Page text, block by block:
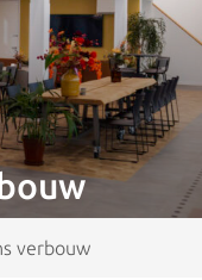
verbouw